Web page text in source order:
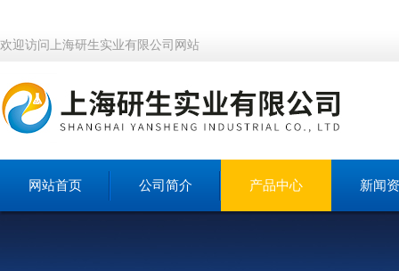
欢迎访问上海研生实业有限公司网站
网站首页 公司简介 产品中心 新闻